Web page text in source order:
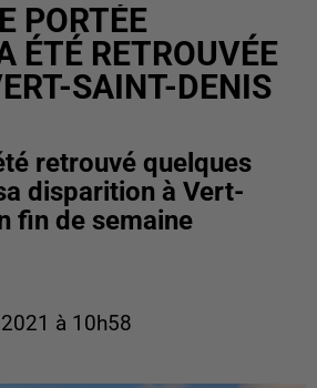
PORTÉE
ÉTÉ RETROUVÉE
SAINT-DENIS
retrouvé quelques
disparition à Vert-
fin de semaine
à 10h58